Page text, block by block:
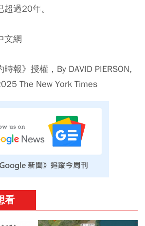
過20年。
文網
報》授權，By DAVID PIERSON,
The New York Times